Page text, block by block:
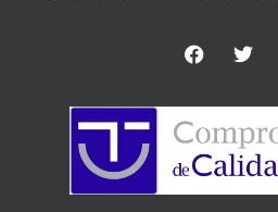
F
a
e
b
o
o
k
T
w
t
e
r